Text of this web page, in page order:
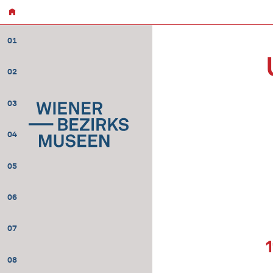
01
02
03
04
05
06
07
08